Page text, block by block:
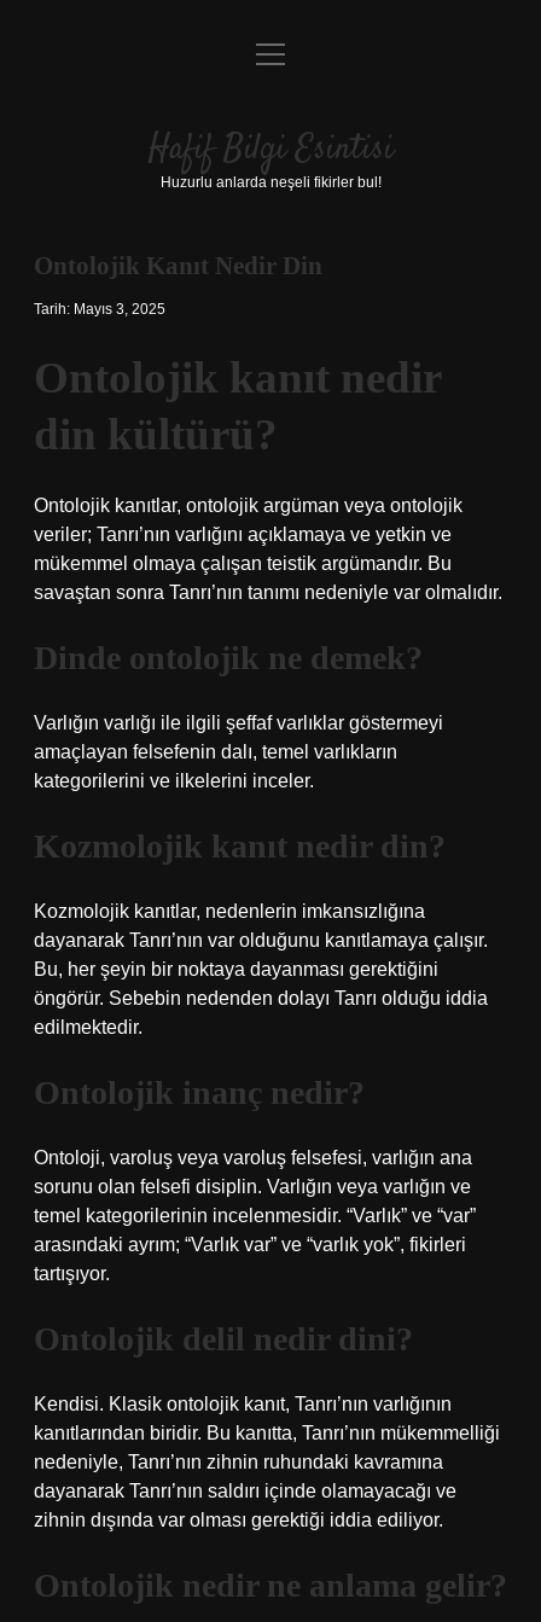
Anasayfa
Yasal Uyarı
menüyü
Hafif Bilgi Esintisi
Huzurlu anlarda neşeli fikirler bul!
Ontolojik Kanıt Nedir Din
Tarih: Mayıs 3, 2025
Ontolojik kanıt nedir
din kültürü?
Ontolojik kanıtlar, ontolojik argüman veya ontolojik
veriler; Tanrı’nın varlığını açıklamaya ve yetkin ve
mükemmel olmaya çalışan teistik argümandır. Bu
savaştan sonra Tanrı’nın tanımı nedeniyle var olmalıdır.
Dinde ontolojik ne demek?
Varlığın varlığı ile ilgili şeffaf varlıklar göstermeyi
amaçlayan felsefenin dalı, temel varlıkların
kategorilerini ve ilkelerini inceler.
Kozmolojik kanıt nedir din?
Kozmolojik kanıtlar, nedenlerin imkansızlığına
dayanarak Tanrı’nın var olduğunu kanıtlamaya çalışır.
Bu, her şeyin bir noktaya dayanması gerektiğini
öngörür. Sebebin nedenden dolayı Tanrı olduğu iddia
edilmektedir.
Ontolojik inanç nedir?
Ontoloji, varoluş veya varoluş felsefesi, varlığın ana
sorunu olan felsefi disiplin. Varlığın veya varlığın ve
temel kategorilerinin incelenmesidir. “Varlık” ve “var”
arasındaki ayrım; “Varlık var” ve “varlık yok”, fikirleri
tartışıyor.
Ontolojik delil nedir dini?
Kendisi. Klasik ontolojik kanıt, Tanrı’nın varlığının
kanıtlarından biridir. Bu kanıtta, Tanrı’nın mükemmelliği
nedeniyle, Tanrı’nın zihnin ruhundaki kavramına
dayanarak Tanrı’nın saldırı içinde olamayacağı ve
zihnin dışında var olması gerektiği iddia ediliyor.
Ontolojik nedir ne anlama gelir?